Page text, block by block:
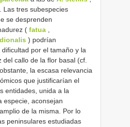
. Las tres subespecies
se desprenden
( fatua ,
) podrían
por el tamaño y la
del callo de la flor basal (cf.
la escasa relevancia
que justificarían el
entidades, unida a la
especie, aconsejan
de la misma. Por lo
peninsulares estudiadas